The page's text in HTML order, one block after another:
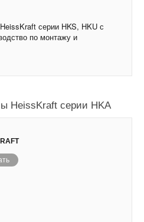
серии HKS, HKU с
по монтажу и
HeissKraft серии HKA